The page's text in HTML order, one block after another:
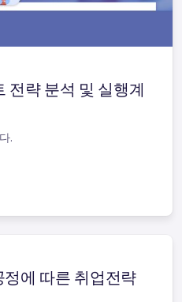
전략 분석 및 실행계
.
에 따른 취업전략